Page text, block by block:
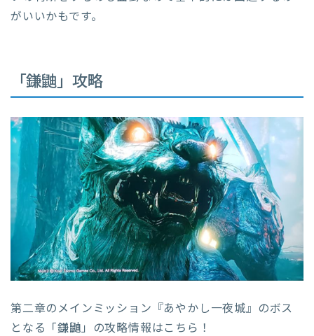
がいいかもです。
「鎌鼬」攻略
第二章のメインミッション『あやかし一夜城』のボス
となる「鎌鼬」の攻略情報はこちら！